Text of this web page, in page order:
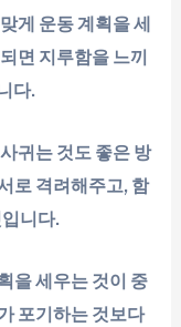
게 운동 계획을 세
면 지루함을 느끼
다.
귀는 것도 좋은 방
로 격려해주고, 함
니다.
을 세우는 것이 중
포기하는 것보다